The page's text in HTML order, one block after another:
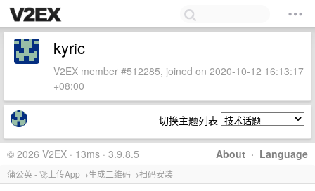
kyric
V2EX member #512285, joined on 2020-10-12 16:13:17
+08:00
切换主题列表
About · Language
© 2026 V2EX · 13ms · 3.9.8.5
蒲公英 - 🚀上传App→生成二维码→扫码安装